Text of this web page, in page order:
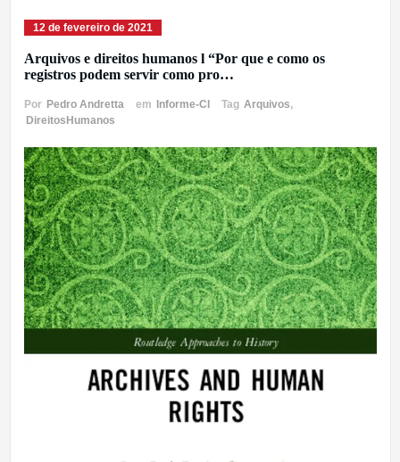
12 de fevereiro de 2021
Arquivos e direitos humanos l “Por que e como os
registros podem servir como pro…
Por Pedro Andretta em Informe-CI Tag Arquivos,
DireitosHumanos